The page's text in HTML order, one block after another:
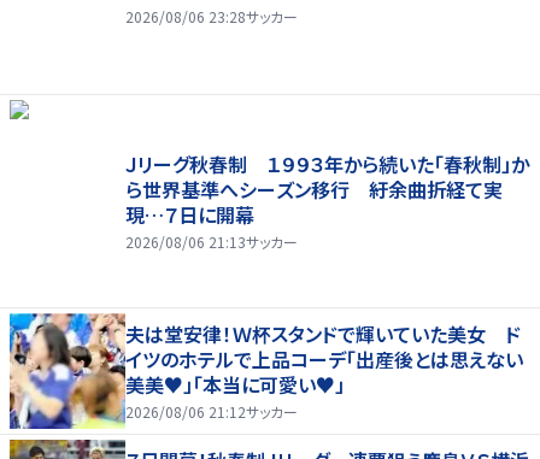
2026/08/06 23:28サッカー
Ｊリーグ秋春制 １９９３年から続いた「春秋制」か
ら世界基準へシーズン移行 紆余曲折経て実
現…７日に開幕
2026/08/06 21:13サッカー
夫は堂安律！Ｗ杯スタンドで輝いていた美女 ド
イツのホテルで上品コーデ「出産後とは思えない
美美♥」「本当に可愛い♥」
2026/08/06 21:12サッカー